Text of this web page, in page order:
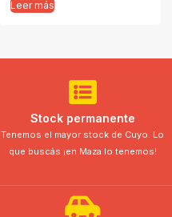
Leer más
Stock permanente
Tenemos el mayor stock de Cuyo. Lo
que buscás ¡en Maza lo tenemos!